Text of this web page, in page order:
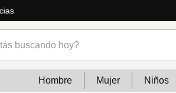
Hombre Mujer Niños